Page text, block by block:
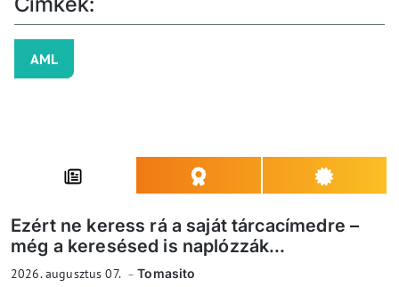
AML
Ezért ne keress rá a saját tárcacímedre –
még a keresésed is naplózzák...
2026. augusztus 07. Tomasito